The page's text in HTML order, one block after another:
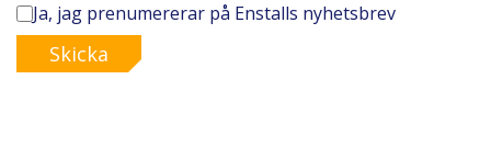
Ja, jag prenumererar på Enstalls nyhetsbrev
Skicka